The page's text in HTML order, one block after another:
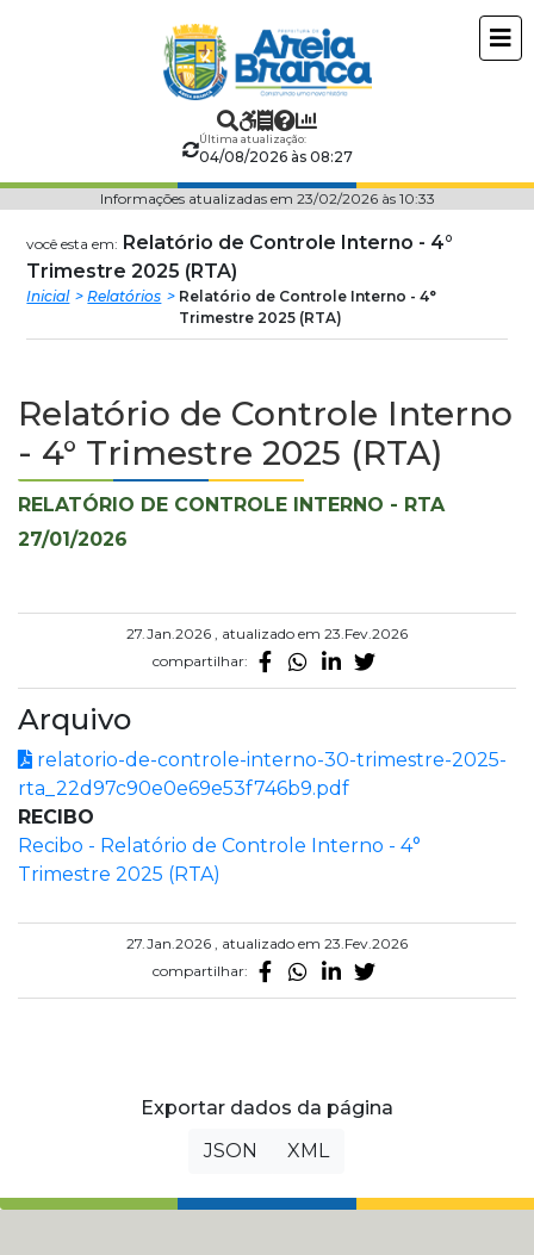
Prefeitura
Municipal
Areia
Branca
Última atualização:
04/08/2026 às 08:27
Informações atualizadas em 23/02/2026 às 10:33
você esta em: Relatório de Controle Interno - 4°
Trimestre 2025 (RTA)
Inicial Relatórios
Relatório de Controle Interno - 4°
Trimestre 2025 (RTA)
Relatório de Controle Interno
- 4° Trimestre 2025 (RTA)
RELATÓRIO DE CONTROLE INTERNO - RTA
27/01/2026
27.Jan.2026 , atualizado em 23.Fev.2026
compartilhar:
Arquivo
relatorio-de-controle-interno-30-trimestre-2025-
rta_22d97c90e0e69e53f746b9.pdf
RECIBO
Recibo - Relatório de Controle Interno - 4°
Trimestre 2025 (RTA)
27.Jan.2026 , atualizado em 23.Fev.2026
compartilhar:
Exportar dados da página
JSON
XML